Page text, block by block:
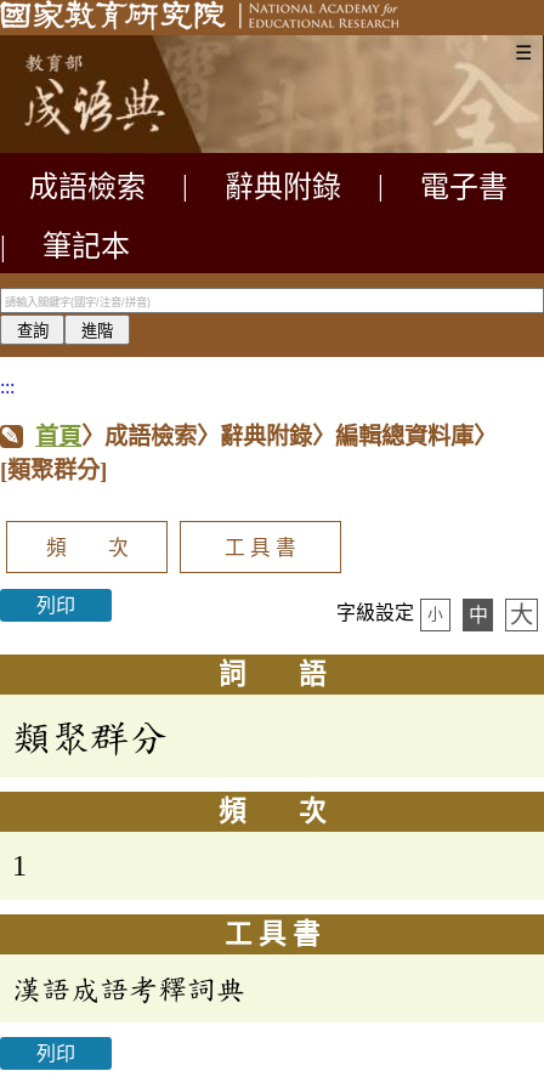
☰
成語檢索 辭典附錄
電子書
|
筆記本
:::
首頁〉成語檢索〉辭典附錄〉編輯總資料庫〉
[類聚群分]
頻 次 工 具 書
列印 字級設定 小 中 大
詞 語
類聚群分
頻 次
1
工 具 書
漢語成語考釋詞典
列印